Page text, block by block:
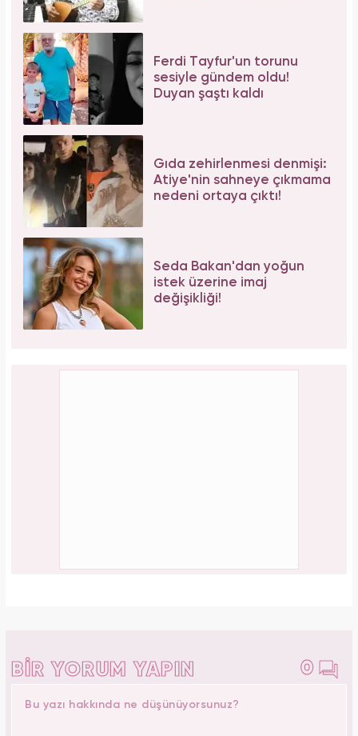
Ferdi Tayfur'un torunu
sesiyle gündem oldu!
Duyan şaştı kaldı
Gıda zehirlenmesi denmişi:
Atiye'nin sahneye çıkmama
nedeni ortaya çıktı!
Seda Bakan'dan yoğun
istek üzerine imaj
değişikliği!
BİR YORUM YAPIN 0